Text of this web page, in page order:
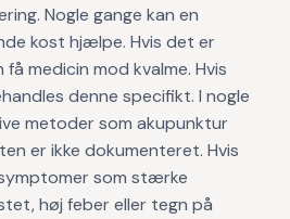
Nogle gange kan en
kost hjælpe. Hvis det er
medicin mod kvalme. Hvis
denne specifikt. I nogle
metoder som akupunktur
er ikke dokumenteret. Hvis
som stærke
høj feber eller tegn på